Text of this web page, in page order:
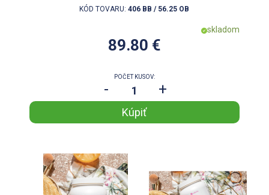
KÓD TOVARU:406 BB / 56.25 OB
skladom
89.80 €
POČET KUSOV:
- +